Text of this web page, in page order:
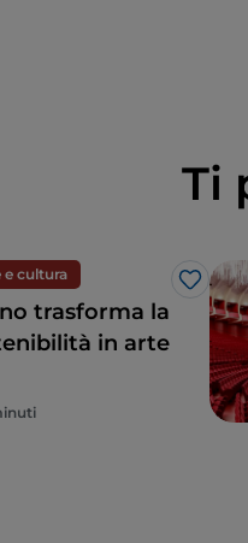
Ti
e cultura
Like
trasforma la
in arte